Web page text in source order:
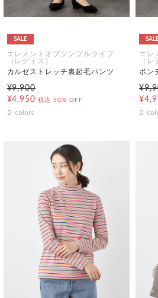
SALE
エレメントオブシンプルライフ
（レディス）
カルゼストレッチ裏起毛パンツ
¥9,900
¥4,950 税込 50% OFF
2 colors
SALE
エレ
（レ
ボン
2